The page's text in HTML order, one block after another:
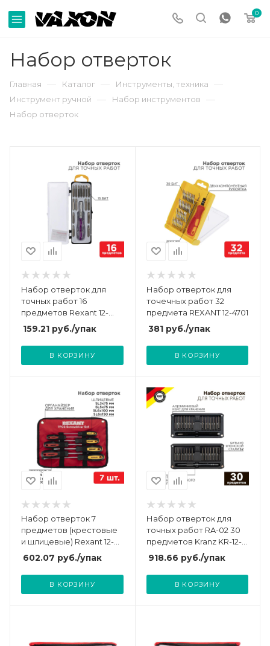
0
Набор отверток
Главная — Каталог — Инструменты, техника —
Инструмент ручной — Набор инструментов —
Набор отверток
Набор отверток для
точных работ 16
предметов Rexant 12-
4704
159.21 руб./упак
В КОРЗИНУ
Набор отверток для
точечных работ 32
предмета REXANT 12-4701
381руб./упак
В КОРЗИНУ
Набор отверток 7
предметов (крестовые
и шлицевые) Rexant 12-
4703
602.07 руб./упак
В КОРЗИНУ
Набор отверток для
точных работ RA-02 30
предметов Kranz KR-12-
4752
918.66 руб./упак
В КОРЗИНУ